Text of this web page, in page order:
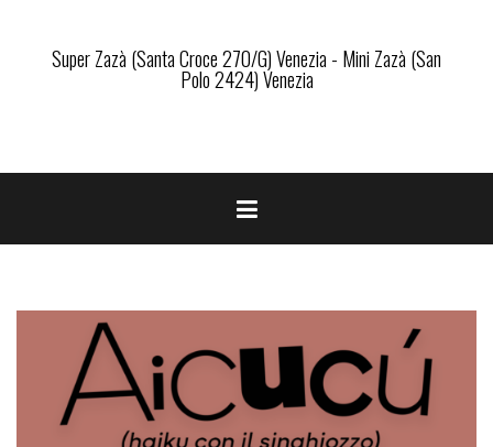
Super Zazà (Santa Croce 270/G) Venezia - Mini Zazà (San
Polo 2424) Venezia